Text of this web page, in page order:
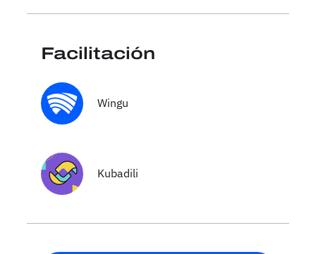
Facilitación
Wingu
Kubadili